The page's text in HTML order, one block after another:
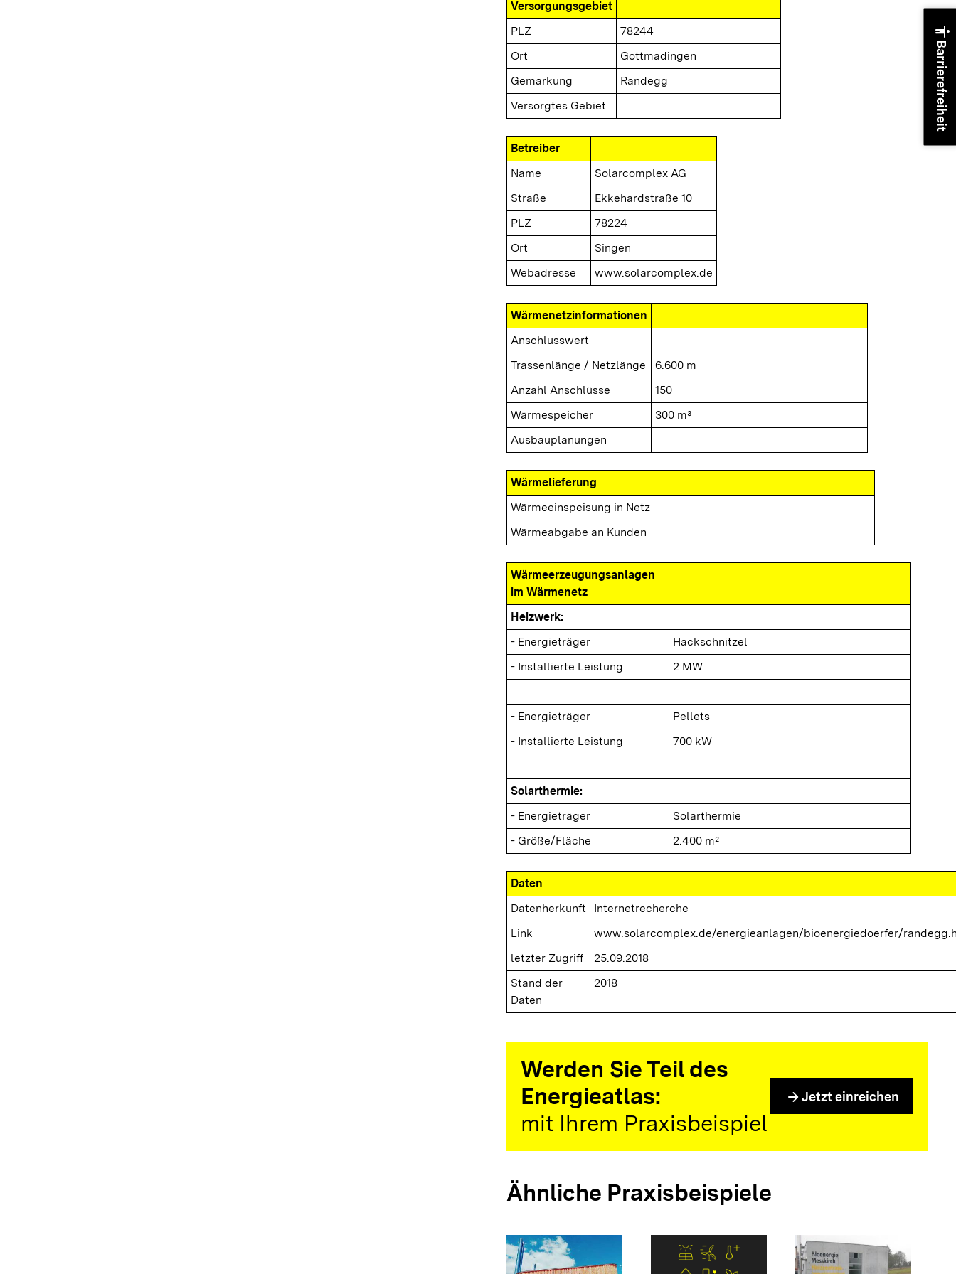
Versorgungsgebiet
PLZ
78244
Ort
Gottmadingen
Gemarkung
Randegg
Versorgtes Gebiet
Betreiber
Name
Solarcomplex AG
Straße
Ekkehardstraße 10
PLZ
78224
Ort
Singen
Webadresse
www.solarcomplex.de
Wärmenetzinformationen
Anschlusswert
Trassenlänge / Netzlänge
6.600 m
Anzahl Anschlüsse
150
Wärmespeicher
300 m³
Ausbauplanungen
Wärmelieferung
Wärmeeinspeisung in Netz
Wärmeabgabe an Kunden
Wärmeerzeugungsanlagen
im Wärmenetz
Heizwerk:
- Energieträger
Hackschnitzel
- Installierte Leistung
2 MW
- Energieträger
Pellets
- Installierte Leistung
700 kW
Solarthermie:
- Energieträger
Solarthermie
- Größe/Fläche
2.400 m²
Daten
Datenherkunft
Internetrecherche
Link
www.solarcomplex.de/energieanlagen/bioenergiedoerfer/
letzter Zugriff
25.09.2018
Stand der
Daten
2018
Werden Sie Teil des
Energieatlas:
mit Ihrem Praxisbeispiel
arrow_forward Jetzt einreichen
Ähnliche Praxisbeispiele
accessibility
Barrierefreiheit